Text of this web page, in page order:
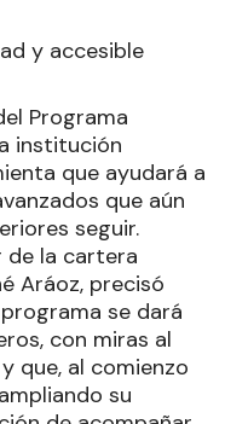
y accesible
Programa
institución
que ayudará a
que aún
seguir.
de la cartera
Aráoz, precisó
se dará
con miras al
que, al comienzo
su